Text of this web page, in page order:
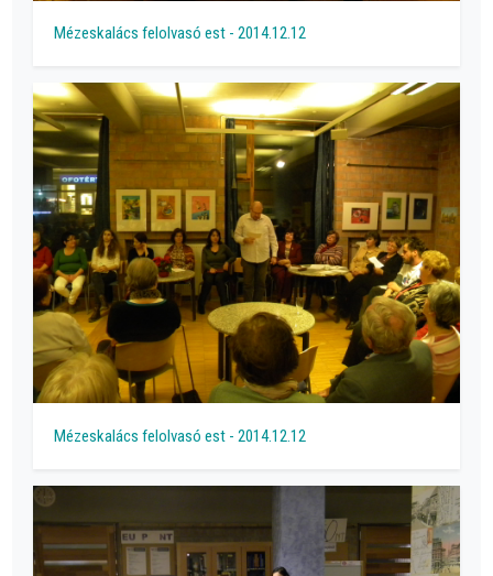
Mézeskalács felolvasó est - 2014.12.12
Mézeskalács felolvasó est - 2014.12.12